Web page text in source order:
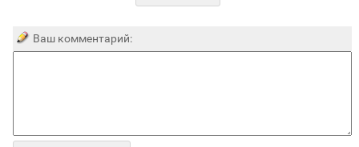
Ваш комментарий: